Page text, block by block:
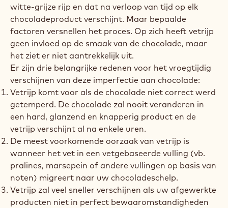
witte-grijze rijp en dat na verloop van tijd op elk
chocoladeproduct verschijnt. Maar bepaalde
factoren versnellen het proces. Op zich heeft vetrijp
geen invloed op de smaak van de chocolade, maar
het ziet er niet aantrekkelijk uit.
Er zijn drie belangrijke redenen voor het vroegtijdig
verschijnen van deze imperfectie aan chocolade:
Vetrijp komt voor als de chocolade niet correct werd
getemperd. De chocolade zal nooit veranderen in
een hard, glanzend en knapperig product en de
vetrijp verschijnt al na enkele uren.
De meest voorkomende oorzaak van vetrijp is
wanneer het vet in een vetgebaseerde vulling (vb.
pralines, marsepein of andere vullingen op basis van
noten) migreert naar uw chocoladeschelp.
Vetrijp zal veel sneller verschijnen als uw afgewerkte
producten niet in perfect bewaaromstandigheden